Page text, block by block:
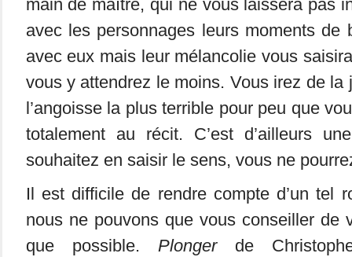
main de maître, qui ne vous laissera pas
avec les personnages leurs moments de
avec eux mais leur mélancolie vous
vous y attendrez le moins. Vous irez de la
l’angoisse la plus terrible pour peu que
totalement au récit. C’est d’ailleurs
souhaitez en saisir le sens, vous ne
Il est difficile de rendre compte d’un tel
nous ne pouvons que vous conseiller de
que possible. Plongerde